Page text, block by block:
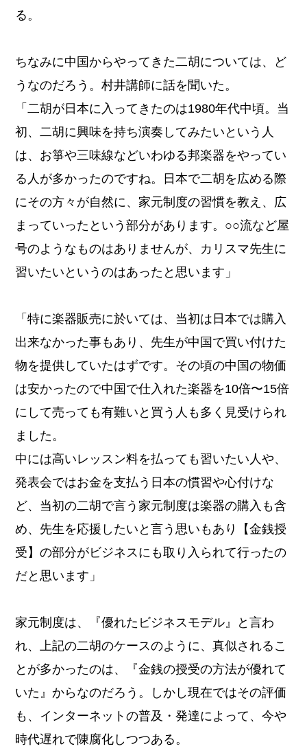
る。
ちなみに中国からやってきた二胡については、ど
うなのだろう。村井講師に話を聞いた。
「二胡が日本に入ってきたのは1980年代中頃。当
初、二胡に興味を持ち演奏してみたいという人
は、お箏や三味線などいわゆる邦楽器をやってい
る人が多かったのですね。日本で二胡を広める際
にその方々が自然に、家元制度の習慣を教え、広
まっていったという部分があります。○○流など屋
号のようなものはありませんが、カリスマ先生に
習いたいというのはあったと思います」
「特に楽器販売に於いては、当初は日本では購入
出来なかった事もあり、先生が中国で買い付けた
物を提供していたはずです。その頃の中国の物価
は安かったので中国で仕入れた楽器を10倍〜15倍
にして売っても有難いと買う人も多く見受けられ
ました。
中には高いレッスン料を払っても習いたい人や、
発表会ではお金を支払う日本の慣習や心付けな
ど、当初の二胡で言う家元制度は楽器の購入も含
め、先生を応援したいと言う思いもあり【金銭授
受】の部分がビジネスにも取り入られて行ったの
だと思います」
家元制度は、『優れたビジネスモデル』と言わ
れ、上記の二胡のケースのように、真似されるこ
とが多かったのは、『金銭の授受の方法が優れて
いた』からなのだろう。しかし現在ではその評価
も、インターネットの普及・発達によって、今や
時代遅れで陳腐化しつつある。